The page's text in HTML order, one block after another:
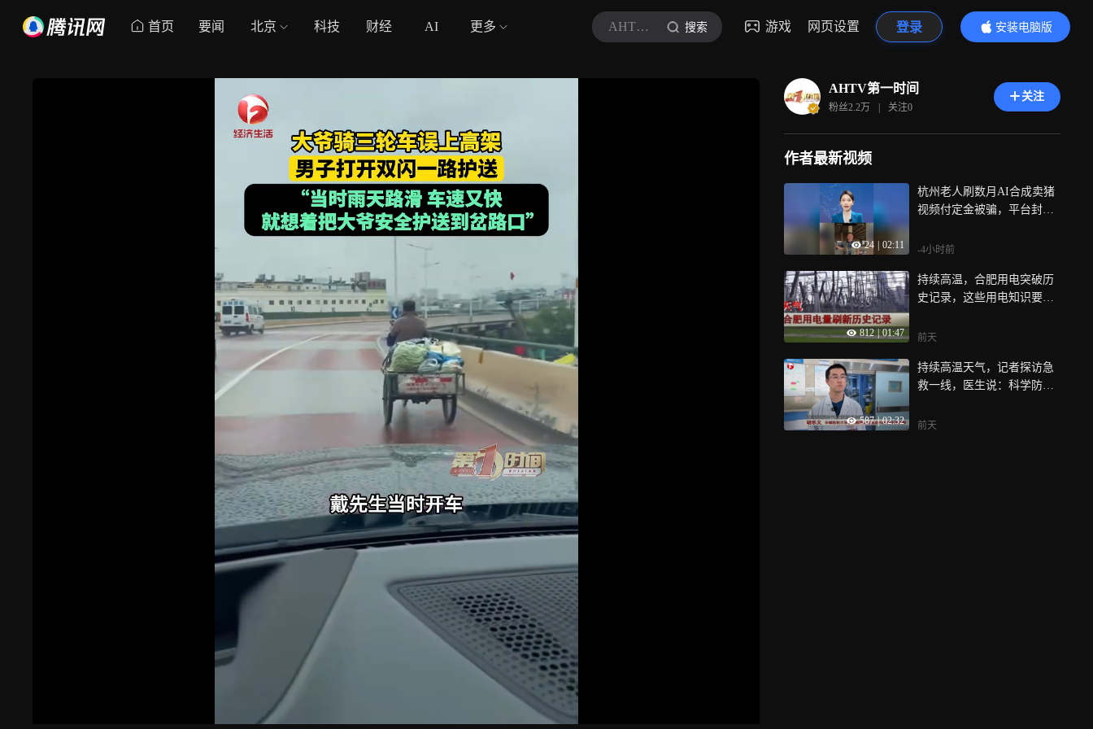
首页 要闻 北京 科技 财经 AI 更多 AHTV第一时间 搜索 游戏 网页设置 登录
安装电脑版
内容更精彩
AHTV第一时间
粉丝2.2万 | 关注0
关注
作者最新视频
24 02:11
杭州老人刷数月AI合成卖猪
视频付定金被骗，平台封禁
-4小时前
812 | 01:47
持续高温，合肥用电突破历
史记录，这些用电知识要掌
前天
587 | 02:32
持续高温天气，记者探访急
救一线，医生说：科学防暑
前天